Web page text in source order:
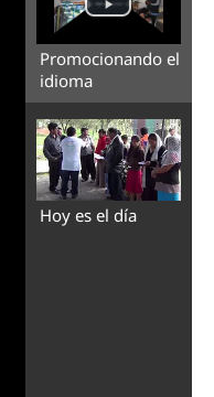
Promocionando el
idioma
Hoy es el día